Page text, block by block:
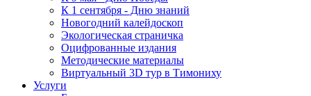
К 1 сентября - Дню знаний
Новогодний калейдоскоп
Экологическая страничка
Оцифрованные издания
Методические материалы
Виртуальный 3D тур в Тимониху
Услуги